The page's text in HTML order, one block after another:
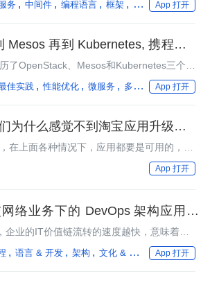
务 中间件 编程语言 框架 在离线混部 团队
App 打开
Mesos 再到 Kubernetes, 携程容器
实践
了OpenStack、Mesos和Kubernetes三个阶
维平台是怎么构建的呢？
佳实践 性能优化 微服务 多云/混合云 数据湖
App 打开
为什么感觉不到淘宝应用升级时的
在上面各种情况下，应用都要是可用的，用
，完成业务处理。这似乎是不可能的任务。
App 打开
络业务下的 DevOps 架构应用实
业的IT价值链流转的速度越快，意味着企
能力越强，这也意味着在同行业的竞争中，
，能够收获更大的竞争优势。也因此，
语言 & 开发 架构 文化 & 方法 腾讯 AI&大
App 打开